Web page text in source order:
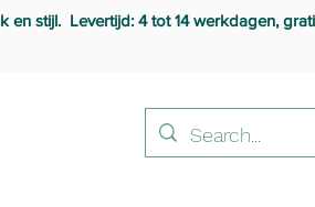
stijl. Levertijd: 4 tot 14 werkdagen,